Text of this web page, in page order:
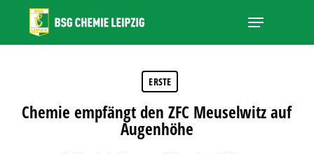
main
Menu
ERSTE
Chemie empfängt den ZFC Meuselwitz auf
Augenhöhe
Close